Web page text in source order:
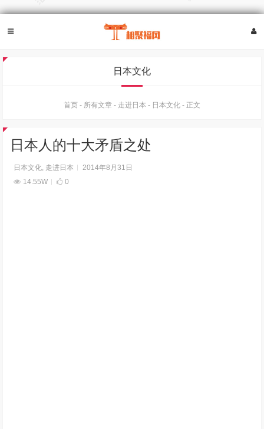
日本文化
首页 - 所有文章 - 走进日本 - 日本文化 - 正文
日本人的十大矛盾之处
日本文化, 走进日本
2014年8月31日
14.55W
0